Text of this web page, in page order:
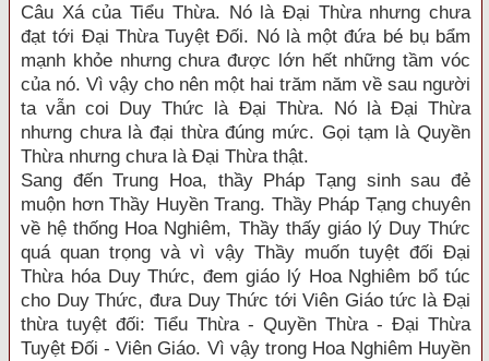
Câu Xá của Tiểu Thừa. Nó là Đại Thừa nhưng chưa
đạt tới Đại Thừa Tuyệt Đối. Nó là một đứa bé bụ bẩm
mạnh khỏe nhưng chưa được lớn hết những tầm vóc
của nó. Vì vậy cho nên một hai trăm năm về sau người
ta vẫn coi Duy Thức là Đại Thừa. Nó là Đại Thừa
nhưng chưa là đại thừa đúng mức. Gọi tạm là Quyền
Thừa nhưng chưa là Đại Thừa thật.
Sang đến Trung Hoa, thầy Pháp Tạng sinh sau đẻ
muộn hơn Thầy Huyền Trang. Thầy Pháp Tạng chuyên
về hệ thống Hoa Nghiêm, Thầy thấy giáo lý Duy Thức
quá quan trọng và vì vậy Thầy muốn tuyệt đối Đại
Thừa hóa Duy Thức, đem giáo lý Hoa Nghiêm bổ túc
cho Duy Thức, đưa Duy Thức tới Viên Giáo tức là Đại
thừa tuyệt đối: Tiểu Thừa - Quyền Thừa - Đại Thừa
Tuyệt Đối - Viên Giáo. Vì vậy trong Hoa Nghiêm Huyền